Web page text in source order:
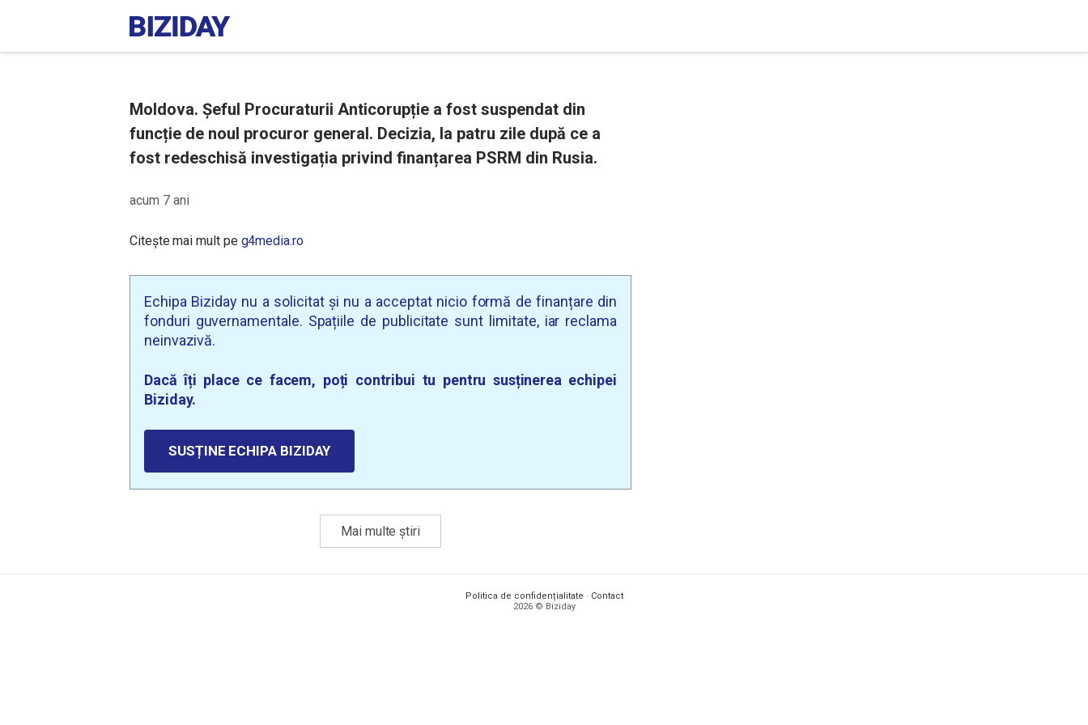
Moldova. Șeful Procuraturii Anticorupție a fost suspendat din
funcție de noul procuror general. Decizia, la patru zile după ce a
fost redeschisă investigația privind finanțarea PSRM din Rusia.
acum 7 ani
Citește mai mult pe g4media.ro
Echipa Biziday nu a solicitat și nu a acceptat nicio formă de finanțare din
fonduri guvernamentale. Spațiile de publicitate sunt limitate, iar reclama
neinvazivă.
Dacă îți place ce facem, poți contribui tu pentru susținerea echipei
Biziday.
SUSȚINE ECHIPA BIZIDAY
Mai multe știri
Politica de confidențialitate · Contact
2026 © Biziday